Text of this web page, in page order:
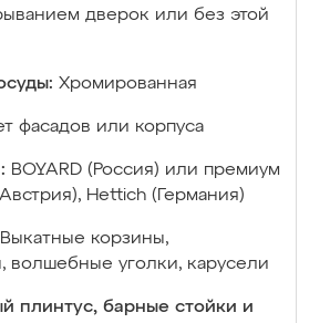
дверок или без этой
Хромированная
фасадов или корпуса
BOYARD (Россия) или премиум
Hettich (Германия)
Выкатные корзины,
волшебные уголки, карусели
плинтус, барные стойки и